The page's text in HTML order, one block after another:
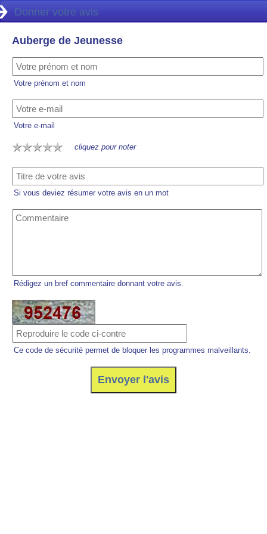
Donner votre avis
Auberge de Jeunesse
Votre prénom et nom
Votre e-mail
cliquez pour noter
Si vous deviez résumer votre avis en un mot
Rédigez un bref commentaire donnant votre avis.
Ce code de sécurité permet de bloquer les programmes malveillants.